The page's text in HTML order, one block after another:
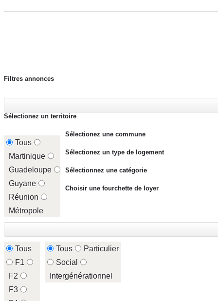
Filtres annonces
Sélectionez un territoire
Tous
Martinique
Guadeloupe
Guyane
Réunion
Métropole
Sélectionez une commune
Sélectionez un type de logement
Tous
F1
F2
F3
Sélectionnez une catégorie
Tous
Particulier
Social
Intergénérationnel
Choisir une fourchette de loyer